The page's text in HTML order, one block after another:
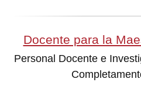
Docente para la
Personal Docente e